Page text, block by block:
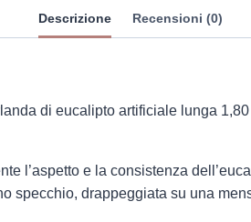
Descrizione Recensioni (0)
di eucalipto artificiale lunga
l’aspetto e la consistenza
specchio, drappeggiata su una